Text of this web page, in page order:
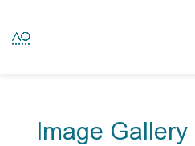
Image Gallery